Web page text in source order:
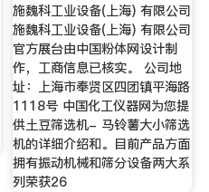
施魏科工业设备(上海) 有限公司
施魏科工业设备(上海) 有限公司
官方展台由中国粉体网设计制
作，工商信息已核实。 公司地
址：上海市奉贤区四团镇平海路
1118号 中国化工仪器网为您提
供土豆筛选机- 马铃薯大小筛选
机的详细介绍和。目前产品方面
拥有振动机械和筛分设备两大系
列荣获26